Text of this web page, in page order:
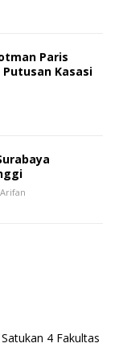
Paris
Kasasi
Arifan
4 Fakultas